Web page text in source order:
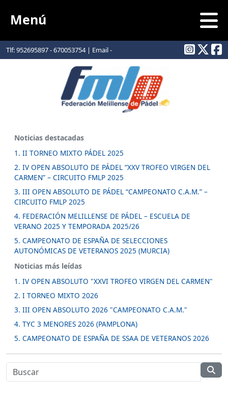
Tlf: 952695897 - 670053754 | Email -
info@padelmelilla.com
Menú
Noticias destacadas
1. II TORNEO MIXTO PÁDEL 2025
2. IV OPEN ABSOLUTO DE PÁDEL “XXV TROFEO VIRGEN DEL
CARMEN” – CIRCUITO FMLP 2025
3. III OPEN ABSOLUTO DE PÁDEL “CAMPEONATO C.A.M.” –
CIRCUITO FMLP 2025
4. FEDERACIÓN MELILLENSE DE PÁDEL – ESCUELA DE
VERANO 2025 Y TEMPORADA 2025/26
5. CAMPEONATO DE ESPAÑA DE SELECCIONES
AUTONÓMICAS DE VETERANOS 2025 (MURCIA)
Noticias más leídas
1. IV OPEN ABSOLUTO "XXVI TROFEO VIRGEN DEL CARMEN"
2. I TORNEO MIXTO 2026
3. III OPEN ABSOLUTO 2026 "CAMPEONATO C.A.M."
4. TYC 3 MENORES 2026 (PAMPLONA)
5. CAMPEONATO DE ESPAÑA DE SSAA DE VETERANOS 2026